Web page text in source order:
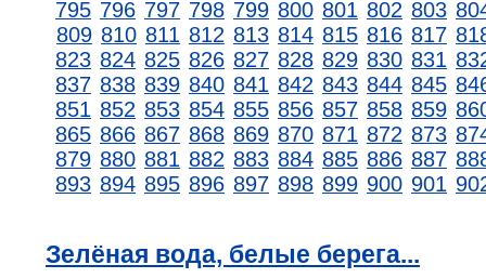
795 796 797 798 799 800 801 802 803
809 810 811 812 813 814 815 816 817
823 824 825 826 827 828 829 830 831
837 838 839 840 841 842 843 844 845
851 852 853 854 855 856 857 858 859
865 866 867 868 869 870 871 872 873
879 880 881 882 883 884 885 886 887
893 894 895 896 897 898 899 900 901
Зелёная вода, белые берега...